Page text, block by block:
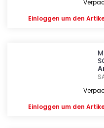
Einloggen um den
Einloggen um den